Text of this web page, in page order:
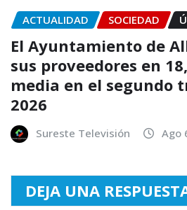
ACTUALIDAD SOCIEDAD
El Ayuntamiento de
sus proveedores en
media en el segundo
2026
Sureste Televisión Ago
DEJA UNA